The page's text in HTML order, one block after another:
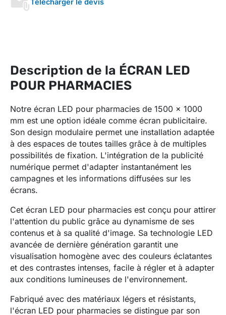
Télécharger le devis
Description de la ÉCRAN LED
POUR PHARMACIES
Notre écran LED pour pharmacies de 1500 x 1000
mm est une option idéale comme écran publicitaire.
Son design modulaire permet une installation adaptée
à des espaces de toutes tailles grâce à de multiples
possibilités de fixation. L'intégration de la publicité
numérique permet d'adapter instantanément les
campagnes et les informations diffusées sur les
écrans.
Cet écran LED pour pharmacies est conçu pour attirer
l'attention du public grâce au dynamisme de ses
contenus et à sa qualité d'image. Sa technologie LED
avancée de dernière génération garantit une
visualisation homogène avec des couleurs éclatantes
et des contrastes intenses, facile à régler et à adapter
aux conditions lumineuses de l'environnement.
Fabriqué avec des matériaux légers et résistants,
l'écran LED pour pharmacies se distingue par son